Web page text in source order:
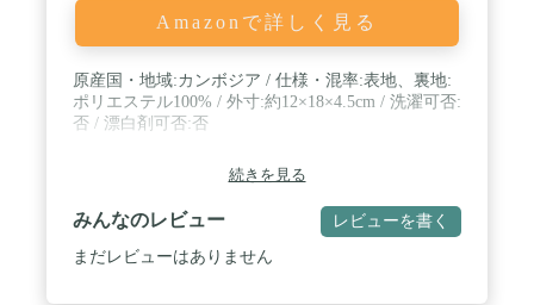
Amazonで詳しく見る
原産国・地域:カンボジア / 仕様・混率:表地、裏地:
ポリエステル100% / 外寸:約12×18×4.5cm / 洗濯可否:
否 / 漂白剤可否:否
続きを見る
みんなのレビュー レビューを書く
まだレビューはありません